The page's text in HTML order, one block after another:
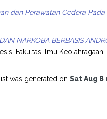
dan Perawatan Cedera Pada
NARKOBA BERBASIS
Fakultas Ilmu Keolahragaan.
was generated on Sat Aug 8